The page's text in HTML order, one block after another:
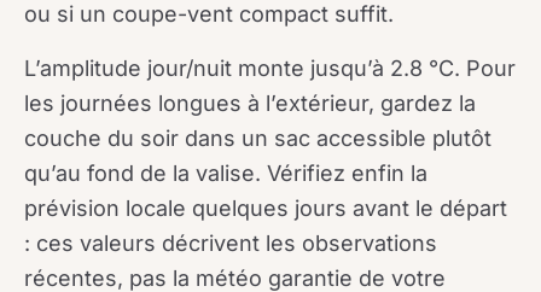
ou si un coupe-vent compact suffit.
L’amplitude jour/nuit monte jusqu’à 2.8 °C. Pour
les journées longues à l’extérieur, gardez la
couche du soir dans un sac accessible plutôt
qu’au fond de la valise. Vérifiez enfin la
prévision locale quelques jours avant le départ
: ces valeurs décrivent les observations
récentes, pas la météo garantie de votre